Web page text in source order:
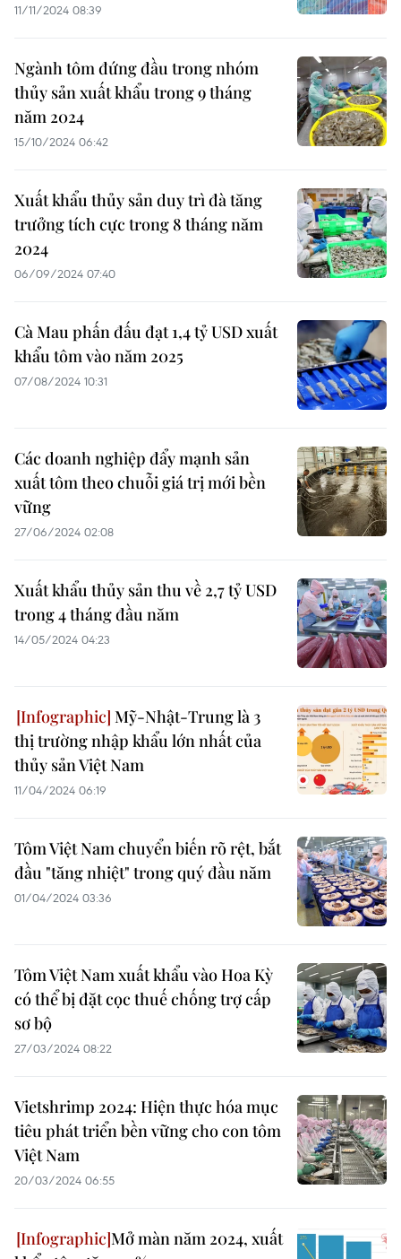
11/11/2024 08:39
Ngành tôm đứng đầu trong nhóm
thủy sản xuất khẩu trong 9 tháng
năm 2024
15/10/2024 06:42
Xuất khẩu thủy sản duy trì đà tăng
trưởng tích cực trong 8 tháng năm
2024
06/09/2024 07:40
Cà Mau phấn đấu đạt 1,4 tỷ USD xuất
khẩu tôm vào năm 2025
07/08/2024 10:31
Các doanh nghiệp đẩy mạnh sản
xuất tôm theo chuỗi giá trị mới bền
vững
27/06/2024 02:08
Xuất khẩu thủy sản thu về 2,7 tỷ USD
trong 4 tháng đầu năm
14/05/2024 04:23
Mỹ-Nhật-Trung là 3
thị trường nhập khẩu lớn nhất của
thủy sản Việt Nam
11/04/2024 06:19
Tôm Việt Nam chuyển biến rõ rệt, bắt
đầu "tăng nhiệt" trong quý đầu năm
01/04/2024 03:36
Tôm Việt Nam xuất khẩu vào Hoa Kỳ
có thể bị đặt cọc thuế chống trợ cấp
sơ bộ
27/03/2024 08:22
Vietshrimp 2024: Hiện thực hóa mục
tiêu phát triển bền vững cho con tôm
Việt Nam
20/03/2024 06:55
Mở màn năm 2024, xuất